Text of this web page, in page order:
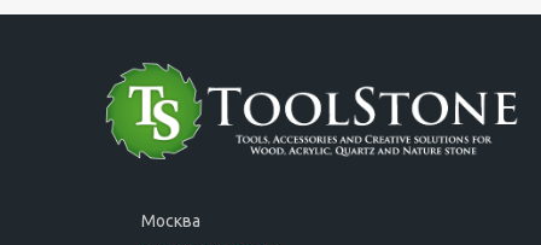
в чемодане
Москва